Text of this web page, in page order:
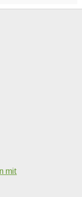
mit